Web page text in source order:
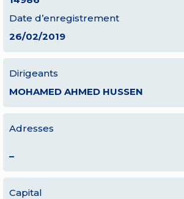
Date d’enregistrement
26/02/2019
Dirigeants
MOHAMED AHMED HUSSEN
Adresses
–
Capital